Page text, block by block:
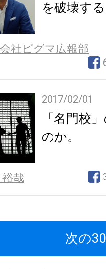
を破壊す
社ピグマ広報部
2017/02/01
「名門校
のか。
裕哉
次の